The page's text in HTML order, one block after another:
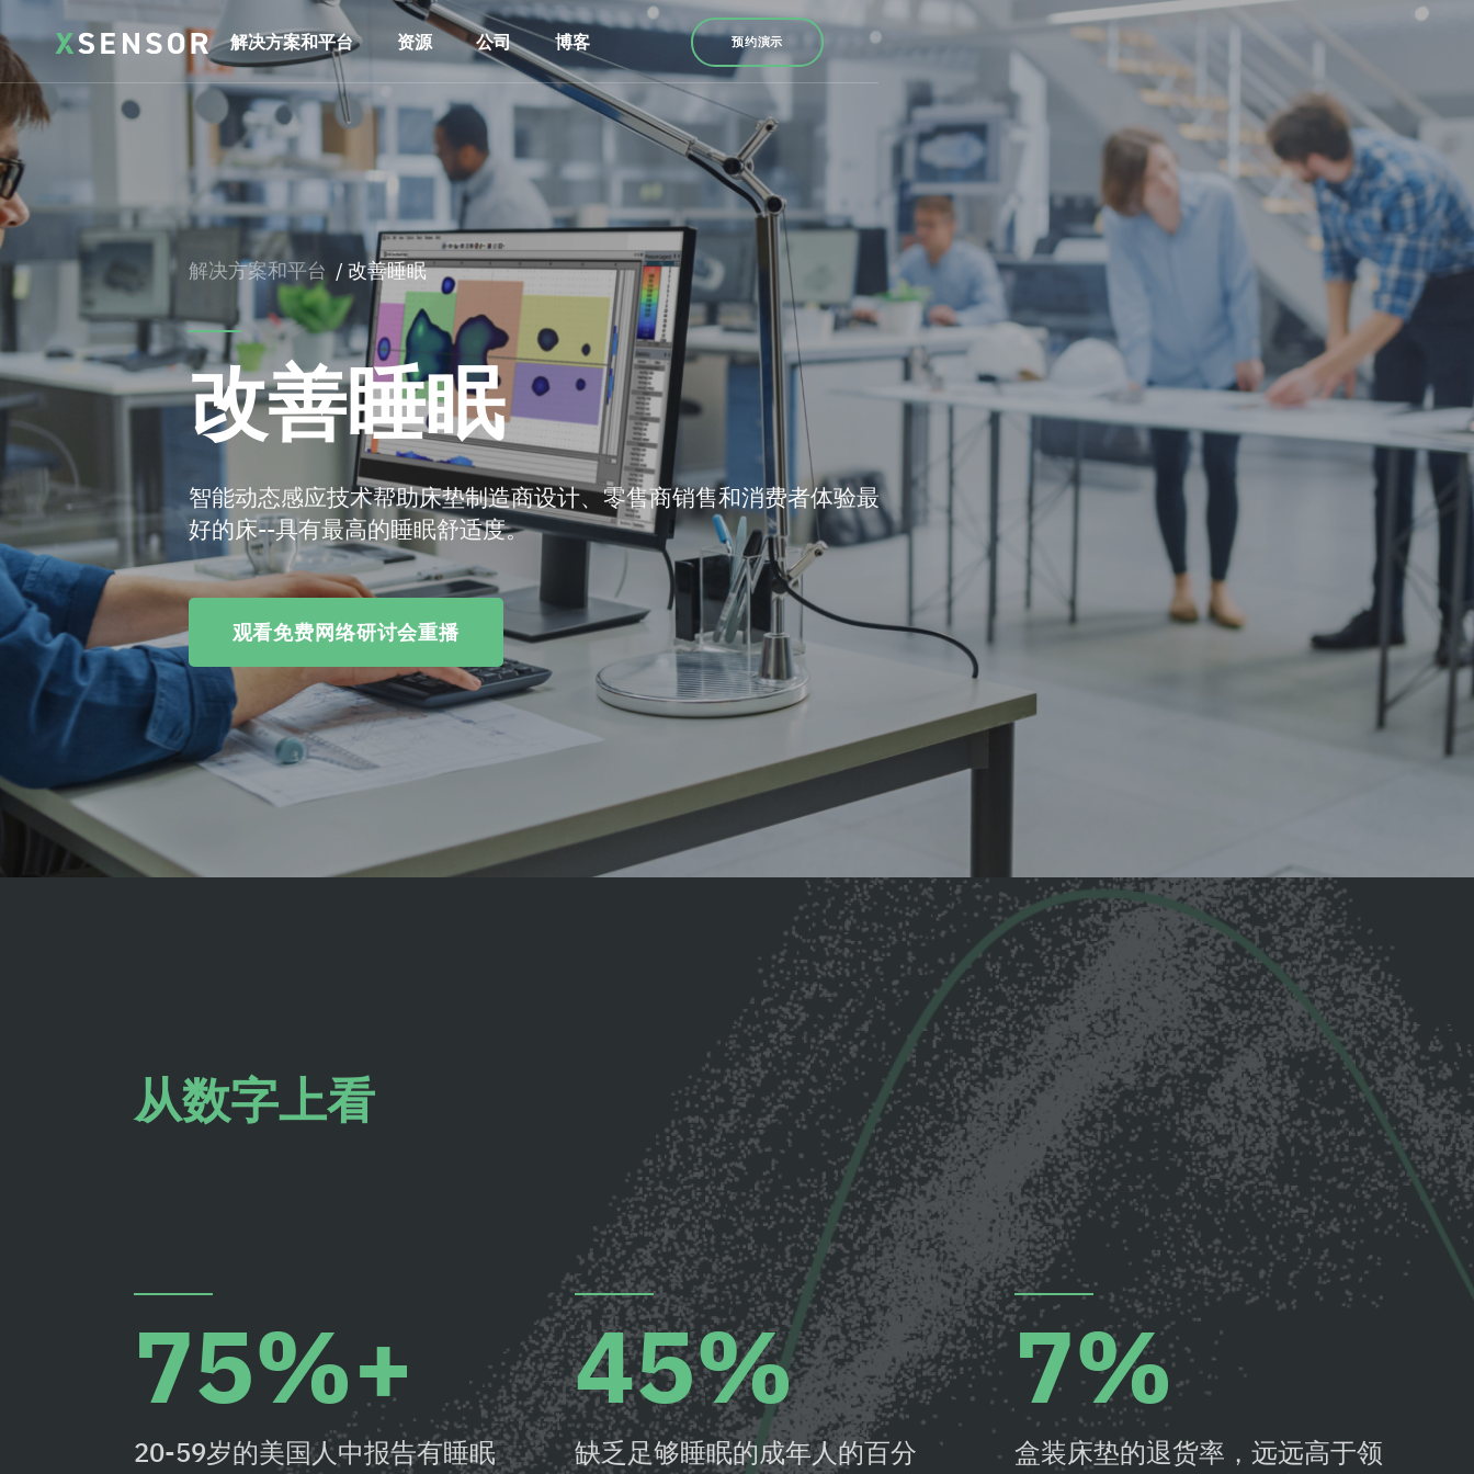
解决方案和平台 资源 公司 博客 预约演示
解决方案和平台 / 改善睡眠
改善睡眠
智能动态感应技术帮助床垫制造商设计、零售商销售和消费者体验最
好的床--具有最高的睡眠舒适度。
观看免费网络研讨会重播
从数字上看
75%+
20-59岁的美国人中报告有睡眠
45%
缺乏足够睡眠的成年人的百分
7%
盒装床垫的退货率，远远高于领